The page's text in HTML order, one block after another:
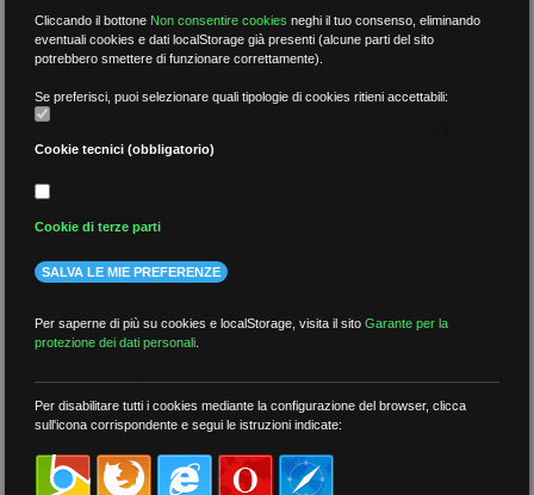
RICERCA
per data
più recenti
meno recenti
Cliccando il bottone Non consentire cookies neghi il tuo consenso, eliminando
eventuali cookies e dati localStorage già presenti (alcune parti del sito
potrebbero smettere di funzionare correttamente).
Se preferisci, puoi selezionare quali tipologie di cookies ritieni accettabili:
Cookie tecnici (obbligatorio)
Cookie di terze parti
SALVA LE MIE PREFERENZE
Per saperne di più su cookies e localStorage, visita il sitoGarante per la
protezione dei dati personali
Per disabilitare tutti i cookies mediante la configurazione del browser, clicca
sull'icona corrispondente e segui le istruzioni indicate: